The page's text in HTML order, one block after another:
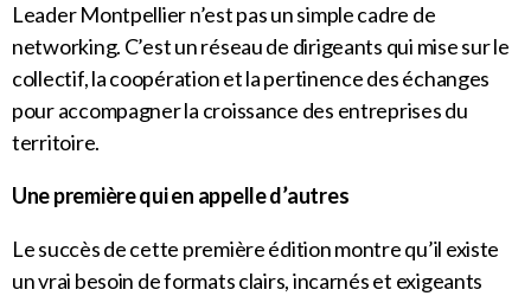
Leader Montpellier n’est pas un simple cadre de
networking. C’est un réseau de dirigeants qui mise sur le
collectif, la coopération et la pertinence des échanges
pour accompagner la croissance des entreprises du
territoire.
Une première qui en appelle d’autres
Le succès de cette première édition montre qu’il existe
un vrai besoin de formats clairs, incarnés et exigeants